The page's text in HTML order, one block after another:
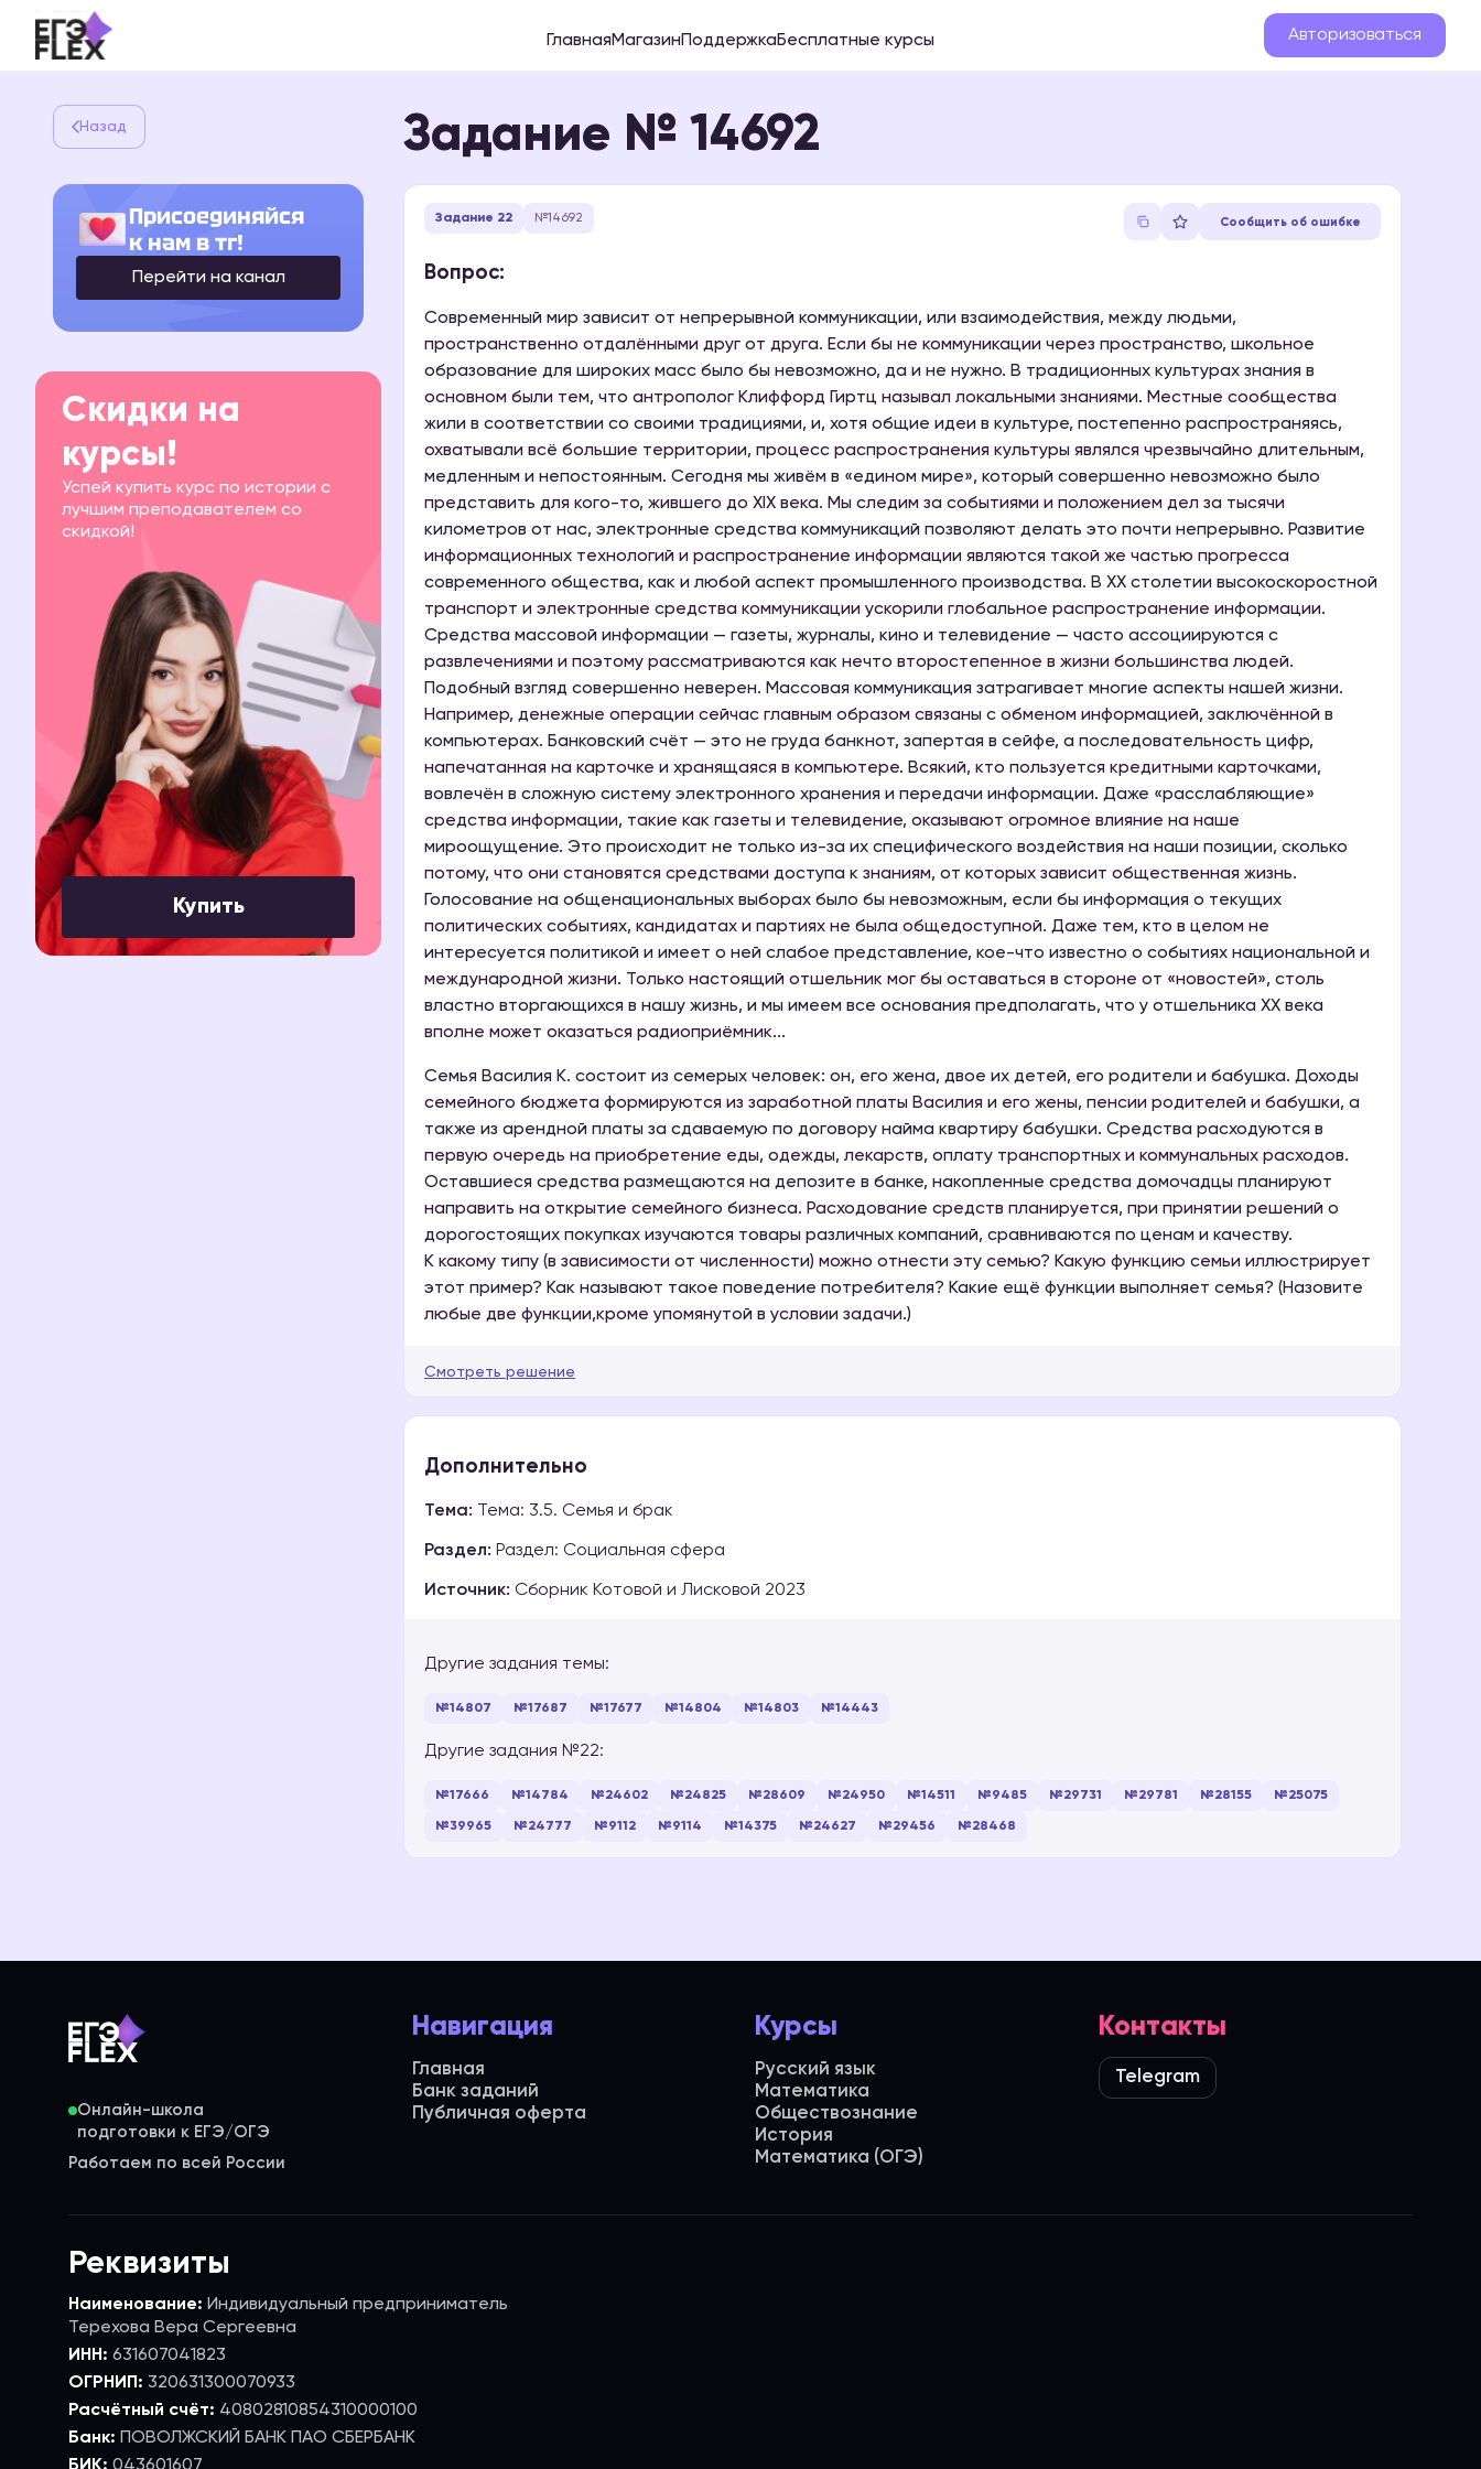
ГлавнаяМагазинПоддержкаБесплатные курсы Авторизоваться
Назад Задание № 14692
Присоединяйся
к нам в тг!
Перейти на канал
Задание 22 №14692 Сообщить об ошибке
Вопрос:
Современный мир зависит от непрерывной коммуникации, или взаимодействия, между людьми,
пространственно отдалёнными друг от друга. Если бы не коммуникации через пространство, школьное
образование для широких масс было бы невозможно, да и не нужно. В традиционных культурах знания в
основном были тем, что антрополог Клиффорд Гиртц называл локальными знаниями. Местные сообщества
жили в соответствии со своими традициями, и, хотя общие идеи в культуре, постепенно распространяясь,
охватывали всё большие территории, процесс распространения культуры являлся чрезвычайно длительным,
медленным и непостоянным. Сегодня мы живём в «едином мире», который совершенно невозможно было
представить для кого-то, жившего до XIX века. Мы следим за событиями и положением дел за тысячи
километров от нас, электронные средства коммуникаций позволяют делать это почти непрерывно. Развитие
информационных технологий и распространение информации являются такой же частью прогресса
современного общества, как и любой аспект промышленного производства. В XX столетии высокоскоростной
транспорт и электронные средства коммуникации ускорили глобальное распространение информации.
Средства массовой информации — газеты, журналы, кино и телевидение — часто ассоциируются с
развлечениями и поэтому рассматриваются как нечто второстепенное в жизни большинства людей.
Подобный взгляд совершенно неверен. Массовая коммуникация затрагивает многие аспекты нашей жизни.
Например, денежные операции сейчас главным образом связаны с обменом информацией, заключённой в
компьютерах. Банковский счёт — это не груда банкнот, запертая в сейфе, а последовательность цифр,
напечатанная на карточке и хранящаяся в компьютере. Всякий, кто пользуется кредитными карточками,
вовлечён в сложную систему электронного хранения и передачи информации. Даже «расслабляющие»
средства информации, такие как газеты и телевидение, оказывают огромное влияние на наше
мироощущение. Это происходит не только из-за их специфического воздействия на наши позиции, сколько
потому, что они становятся средствами доступа к знаниям, от которых зависит общественная жизнь.
Голосование на общенациональных выборах было бы невозможным, если бы информация о текущих
политических событиях, кандидатах и партиях не была общедоступной. Даже тем, кто в целом не
интересуется политикой и имеет о ней слабое представление, кое-что известно о событиях национальной и
международной жизни. Только настоящий отшельник мог бы оставаться в стороне от «новостей», столь
властно вторгающихся в нашу жизнь, и мы имеем все основания предполагать, что у отшельника XX века
вполне может оказаться радиоприёмник...
Семья Василия К. состоит из семерых человек: он, его жена, двое их детей, его родители и бабушка. Доходы
семейного бюджета формируются из заработной платы Василия и его жены, пенсии родителей и бабушки, а
также из арендной платы за сдаваемую по договору найма квартиру бабушки. Средства расходуются в
первую очередь на приобретение еды, одежды, лекарств, оплату транспортных и коммунальных расходов.
Оставшиеся средства размещаются на депозите в банке, накопленные средства домочадцы планируют
направить на открытие семейного бизнеса. Расходование средств планируется, при принятии решений о
дорогостоящих покупках изучаются товары различных компаний, сравниваются по ценам и качеству.
К какому типу (в зависимости от численности) можно отнести эту семью? Какую функцию семьи иллюстрирует
этот пример? Как называют такое поведение потребителя? Какие ещё функции выполняет семья? (Назовите
любые две функции,кроме упомянутой в условии задачи.)
Смотреть решение
Дополнительно
Тема: Тема: 3.5. Семья и брак
Раздел: Раздел: Социальная сфера
Источник: Сборник Котовой и Лисковой 2023
Другие задания темы:
№14807 №17687 №17677 №14804 №14803 №14443
Другие задания №22:
№17666 №14784 №24602 №24825 №28609 №24950 №14511 №9485 №29731 №29781 №28155 №25075
№39965 №24777 №9112 №9114 №14375 №24627 №29456 №28468
Скидки на
курсы!
Успей купить курс по истории с
лучшим преподавателем со
скидкой!
Купить
Онлайн-школа
Работаем по всей России
Навигация
Главная
Банк заданий
Публичная оферта
Курсы
Русский язык
Математика
Обществознание
История
Математика (ОГЭ)
Контакты
Telegram
Реквизиты
Наименование: Индивидуальный предприниматель
Терехова Вера Сергеевна
ИНН: 631607041823
ОГРНИП: 320631300070933
Расчётный счёт: 40802810854310000100
Банк: ПОВОЛЖСКИЙ БАНК ПАО СБЕРБАНК
БИК: 043601607